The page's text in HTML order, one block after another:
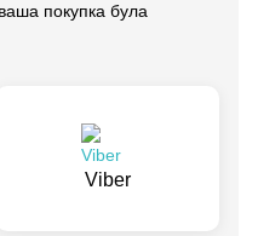
покупка була
Viber